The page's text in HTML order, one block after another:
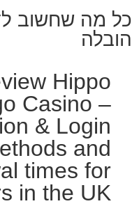
כל מה שחשוב
הובלה
Hippo
Casino –
& Login
and
times for
in the UK